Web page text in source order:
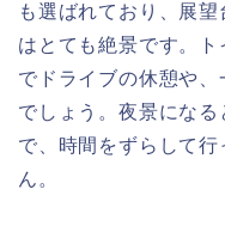
も選ばれており、展
はとても絶景です。
でドライブの休憩や
でしょう。夜景にな
で、時間をずらして
ん。